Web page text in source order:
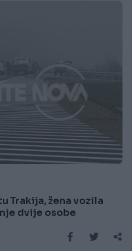
Trakija, žena vozila
dvije osobe